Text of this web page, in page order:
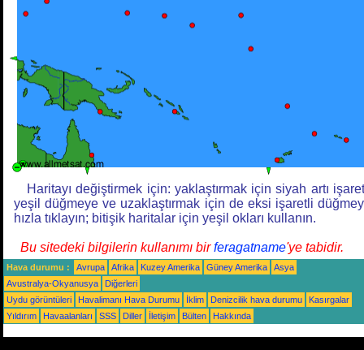
Haritayı değiştirmek için: yaklaştırmak için siyah artı
yeşil düğmeye ve uzaklaştırmak için de eksi işaretli
hızla tıklayın; bitişik haritalar için yeşil okları kullanın.
Bu sitedeki bilgilerin kullanımı birferagatname'ye tabidir.
Hava durumu : Avrupa Afrika Kuzey Amerika Güney Amerika
Asya
Avustralya-Okyanusya
Diğerleri
Uydu görüntüleri
Havalimanı Hava Durumu İklim Denizcilik hava durumu
Kasırgalar
Yıldırım
Havaalanları SSS Diller İletişim Bülten Hakkında